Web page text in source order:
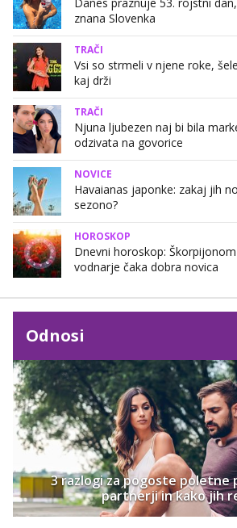
znana Slovenka
TRAČI
Vsi so strmeli v njene roke,
kaj drži
TRAČI
Njuna ljubezen naj bi bila
odzivata na govorice
NOVICE
Havaianas japonke: zakaj jih
sezono?
HOROSKOP
Dnevni horoskop:
vodnarje čaka dobra novica
Odnosi
3 razlogi za pogoste poletne
partnerji in kako jih